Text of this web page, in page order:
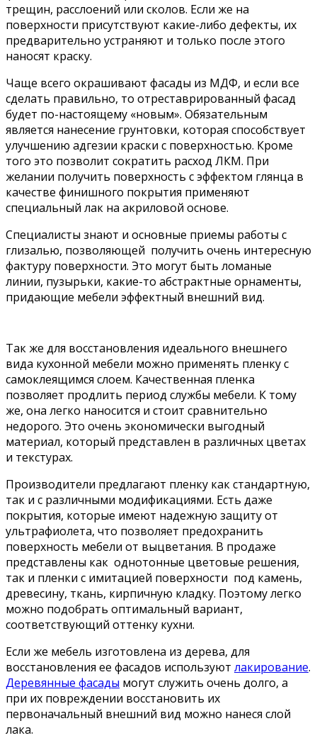
трещин, расслоений или сколов. Если же на
поверхности присутствуют какие-либо дефекты, их
предварительно устраняют и только после этого
наносят краску.
Чаще всего окрашивают фасады из МДФ, и если все
сделать правильно, то отреставрированный фасад
будет по-настоящему «новым». Обязательным
является нанесение грунтовки, которая способствует
улучшению адгезии краски с поверхностью. Кроме
того это позволит сократить расход ЛКМ. При
желании получить поверхность с эффектом глянца в
качестве финишного покрытия применяют
специальный лак на акриловой основе.
Специалисты знают и основные приемы работы с
глизалью, позволяющей получить очень интересную
фактуру поверхности. Это могут быть ломаные
линии, пузырьки, какие-то абстрактные орнаменты,
придающие мебели эффектный внешний вид.
Так же для восстановления идеального внешнего
вида кухонной мебели можно применять пленку с
самоклеящимся слоем. Качественная пленка
позволяет продлить период службы мебели. К тому
же, она легко наносится и стоит сравнительно
недорого. Это очень экономически выгодный
материал, который представлен в различных цветах
и текстурах.
Производители предлагают пленку как стандартную,
так и с различными модификациями. Есть даже
покрытия, которые имеют надежную защиту от
ультрафиолета, что позволяет предохранить
поверхность мебели от выцветания. В продаже
представлены как однотонные цветовые решения,
так и пленки с имитацией поверхности под камень,
древесину, ткань, кирпичную кладку. Поэтому легко
можно подобрать оптимальный вариант,
соответствующий оттенку кухни.
Если же мебель изготовлена из дерева, для
восстановления ее фасадов используют лакирование.
Деревянные фасады могут служить очень долго, а
при их повреждении восстановить их
первоначальный внешний вид можно нанеся слой
лака.